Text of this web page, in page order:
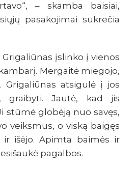
– skamba baisiai,
pasakojimai sukrečia
Grigaliūnas įslinko į vienos
Mergaitė miegojo,
Grigaliūnas atsigulė į jos
graibyti. Jautė, kad jis
stūmė globėją nuo savęs,
veiksmus, o viską baigęs
ir išėjo. Apimta baimės ir
pagalbos.